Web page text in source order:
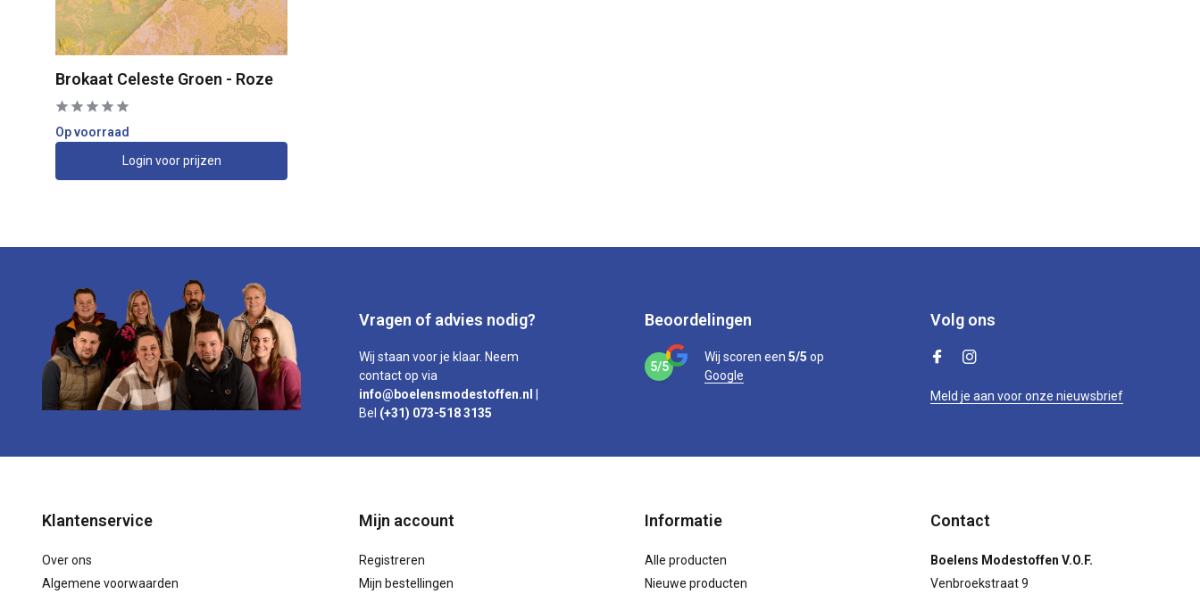
Brokaat Celeste Groen - Roze
Op voorraad
Login voor prijzen
Vragen of advies nodig?
Wij staan voor je klaar. Neem
contact op via
info@boelensmodestoffen.nl
Bel (+31) 073-518 3135
Beoordelingen
5/5
Wij scoren een 5/5 op
Google
Volg ons
Meld je aan voor onze nieuwsbrief
Klantenservice
Over ons
Algemene voorwaarden
Mijn account
Registreren
Mijn bestellingen
Informatie
Alle producten
Nieuwe producten
Contact
Boelens Modestoffen V.O.F.
Venbroekstraat 9